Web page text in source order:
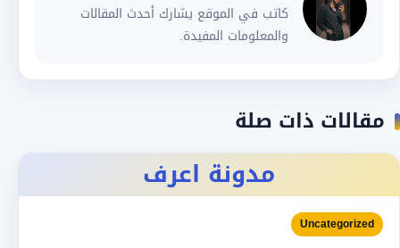
كاتب في الموقع يشارك أحدث المقالات
والمعلومات المفيدة.
مقالات ذات صلة
مدونة اعرف
Uncategorized